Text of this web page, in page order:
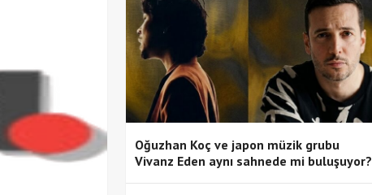
Oğuzhan Koç ve japon müzik grubu
Vivanz Eden aynı sahnede mi buluşuyor?